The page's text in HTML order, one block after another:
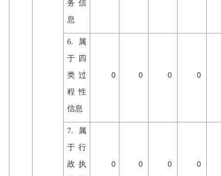
务信
息
6.属
于四
类过
程性
信息
0 0 0 0
7.属
于行
政执
0 0 0 0